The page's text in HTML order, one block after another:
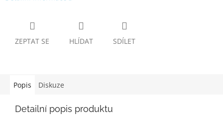
ZEPTAT SE HLÍDAT SDÍLET
Popis Diskuze
Detailní popis produktu